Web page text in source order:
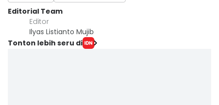
Editorial Team
Editor
Ilyas Listianto Mujib
Tonton lebih seru di